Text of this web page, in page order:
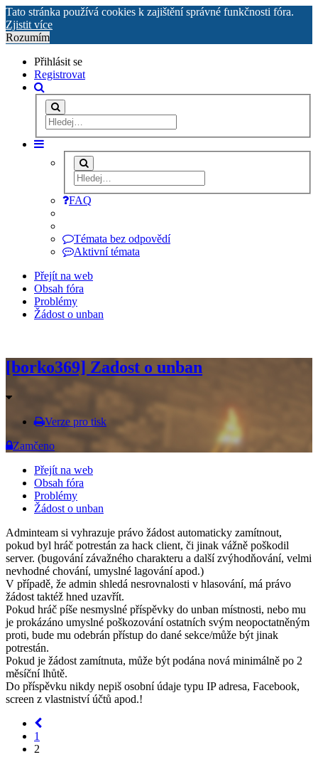
Tato stránka používá cookies k zajištění správné funkčnosti fóra.
Zjistit více
Rozumím
Přihlásit se
Registrovat
FAQ
Témata bez odpovědí
Aktivní témata
Přejít na web
Obsah fóra
Problémy
Žádost o unban
[borko369] Zadost o unban
Verze pro tisk
Zamčeno
Přejít na web
Obsah fóra
Problémy
Žádost o unban
Adminteam si vyhrazuje právo žádost automaticky zamítnout,
pokud byl hráč potrestán za hack client, či jinak vážně poškodil
server. (bugování závažného charakteru a další zvýhodňování, velmi
nevhodné chování, umyslné lagování apod.)
V případě, že admin shledá nesrovnalosti v hlasování, má právo
žádost taktéž hned uzavřít.
Pokud hráč píše nesmyslné příspěvky do unban místnosti, nebo mu
je prokázáno umyslné poškozování ostatních svým neopoctatněným
proti, bude mu odebrán přístup do dané sekce/může být jinak
potrestán.
Pokud je žádost zamítnuta, může být podána nová minimálně po 2
měsíční lhůtě.
Do příspěvku nikdy nepiš osobní údaje typu IP adresa, Facebook,
screen z vlastniství účtů apod.!
1
2